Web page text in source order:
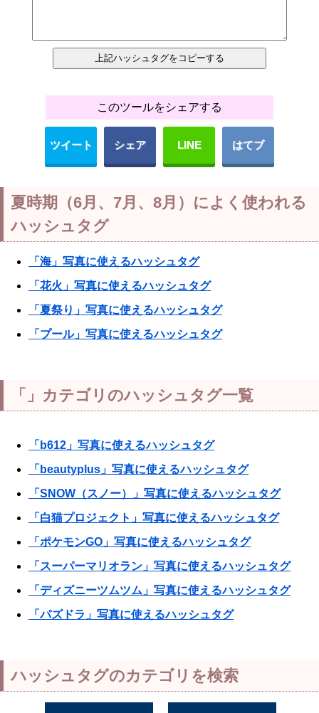
このツールをシェアする
ツイート シェア LINE はてブ
夏時期（6月、7月、8月）によく使われる
ハッシュタグ
「海」写真に使えるハッシュタグ
「花火」写真に使えるハッシュタグ
「夏祭り」写真に使えるハッシュタグ
「プール」写真に使えるハッシュタグ
「」カテゴリのハッシュタグ一覧
「b612」写真に使えるハッシュタグ
「beautyplus」写真に使えるハッシュタグ
「SNOW（スノー）」写真に使えるハッシュタグ
「白猫プロジェクト」写真に使えるハッシュタグ
「ポケモンGO」写真に使えるハッシュタグ
「スーパーマリオラン」写真に使えるハッシュタグ
「ディズニーツムツム」写真に使えるハッシュタグ
「パズドラ」写真に使えるハッシュタグ
ハッシュタグのカテゴリを検索